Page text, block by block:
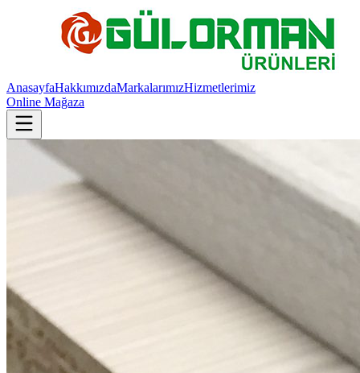
AnasayfaHakkımızdaMarkalarımızHizmetlerimiz
Online Mağaza